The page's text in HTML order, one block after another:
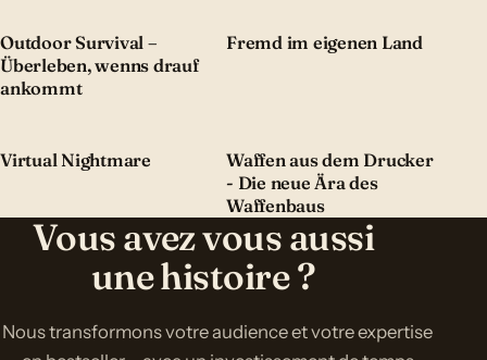
Outdoor Survival –
Überleben, wenns drauf
ankommt
Fremd im eigenen Land
Virtual Nightmare
Waffen aus dem Drucker
- Die neue Ära des
Waffenbaus
Vous avez vous aussi
une histoire ?
Nous transformons votre audience et votre expertise